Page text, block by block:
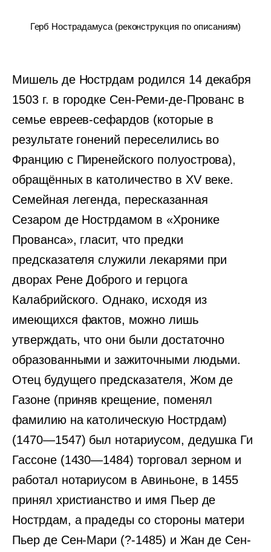
Герб Нострадамуса (реконструкция по описаниям)
Мишель де Нострдам родился 14 декабря
1503 г. в городке Сен-Реми-де-Прованс в
семье евреев-сефардов (которые в
результате гонений переселились во
Францию с Пиренейского полуострова),
обращённых в католичество в XV веке.
Семейная легенда, пересказанная
Сезаром де Нострдамом в «Хронике
Прованса», гласит, что предки
предсказателя служили лекарями при
дворах Рене Доброго и герцога
Калабрийского. Однако, исходя из
имеющихся фактов, можно лишь
утверждать, что они были достаточно
образованными и зажиточными людьми.
Отец будущего предсказателя, Жом де
Газоне (приняв крещение, поменял
фамилию на католическую Нострдам)
(1470—1547) был нотариусом, дедушка Ги
Гассоне (1430—1484) торговал зерном и
работал нотариусом в Авиньоне, в 1455
принял христианство и имя Пьер де
Нострдам, а прадеды со стороны матери
Пьер де Сен-Мари (?-1485) и Жан де Сен-